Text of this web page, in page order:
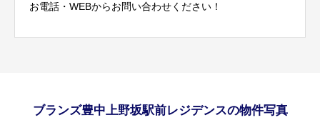
お電話・WEBからお問い合わせください！
ブランズ豊中上野坂駅前レジデンスの物件写真